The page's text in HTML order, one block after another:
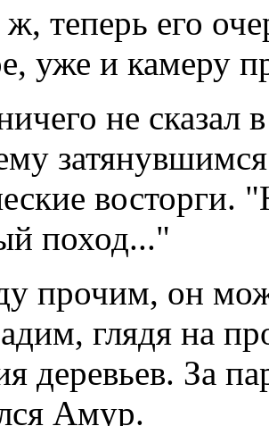
теперь его
уже и камеру
не сказал
восторги.
поход..."
прочим, он
глядя на
деревьев. За
Амур.